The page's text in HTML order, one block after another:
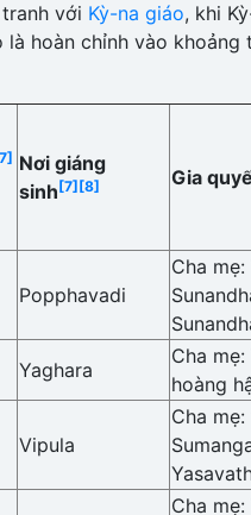
với Kỳ-na giáo, khi
hoàn chỉnh vào
Nơi giáng
sinh[7][8] Gia
Popphavadi
Cha mẹ:
Yaghara
Cha mẹ:
hoàng
Vipula
Cha mẹ:
Cha mẹ: